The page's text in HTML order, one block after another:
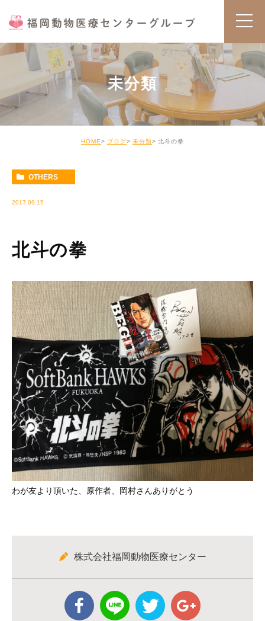
未分類
HOME ブログ 未分類 北斗の拳
OTHERS
2017.09.15
北斗の拳
わが友より頂いた、原作者、岡村さんありがとう
株式会社福岡動物医療センター